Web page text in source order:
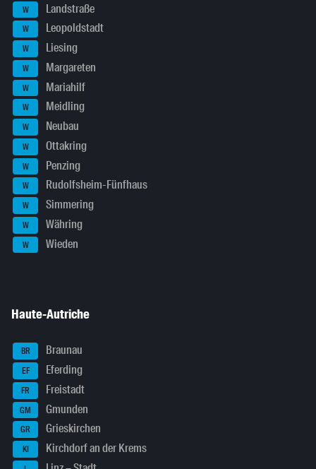
W Landstraße
W Leopoldstadt
W Liesing
W Margareten
W Mariahilf
W Meidling
W Neubau
W Ottakring
W Penzing
W Rudolfsheim-Fünfhaus
W Simmering
W Währing
W Wieden
Haute-Autriche
BR Braunau
EF Eferding
FR Freistadt
GM Gmunden
GR Grieskirchen
KI Kirchdorf an der Krems